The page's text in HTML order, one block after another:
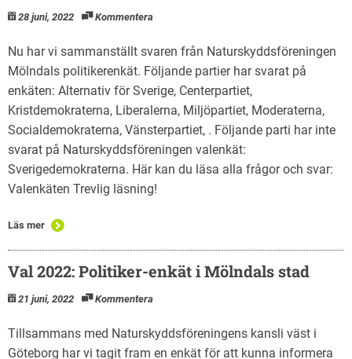
28 juni, 2022 Kommentera
Nu har vi sammanställt svaren från Naturskyddsföreningen
Mölndals politikerenkät. Följande partier har svarat på
enkäten: Alternativ för Sverige, Centerpartiet,
Kristdemokraterna, Liberalerna, Miljöpartiet, Moderaterna,
Socialdemokraterna, Vänsterpartiet, . Följande parti har inte
svarat på Naturskyddsföreningen valenkät:
Sverigedemokraterna. Här kan du läsa alla frågor och svar:
Valenkäten Trevlig läsning!
Läs mer
Val 2022: Politiker-enkät i Mölndals stad
21 juni, 2022 Kommentera
Tillsammans med Naturskyddsföreningens kansli väst i
Göteborg har vi tagit fram en enkät för att kunna informera